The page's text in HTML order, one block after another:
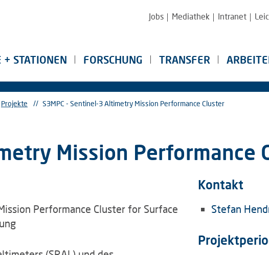
Jobs Mediathek Intranet
+ STATIONEN FORSCHUNG TRANSFER
Projekte // S3MPC - Sentinel-3 Altimetry Mission Performance Cluster
Mission Performance
Performance Cluster for Surface
Kontakt
Stefan